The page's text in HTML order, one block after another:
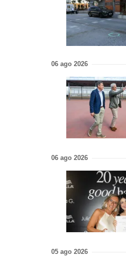
06 ago 2026
06 ago 2026
05 ago 2026